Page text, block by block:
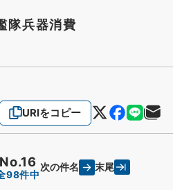
隊兵器消費
URIをコピー
No.16
98件中
次の件名 末尾